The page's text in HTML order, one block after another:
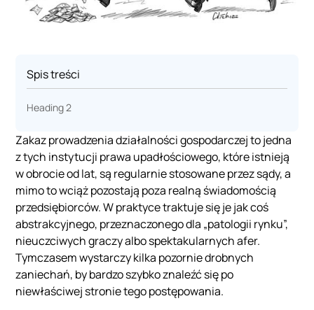
Spis treści
Heading 2
Zakaz prowadzenia działalności gospodarczej to jedna
z tych instytucji prawa upadłościowego, które istnieją
w obrocie od lat, są regularnie stosowane przez sądy, a
mimo to wciąż pozostają poza realną świadomością
przedsiębiorców. W praktyce traktuje się je jak coś
abstrakcyjnego, przeznaczonego dla „patologii rynku”,
nieuczciwych graczy albo spektakularnych afer.
Tymczasem wystarczy kilka pozornie drobnych
zaniechań, by bardzo szybko znaleźć się po
niewłaściwej stronie tego postępowania.